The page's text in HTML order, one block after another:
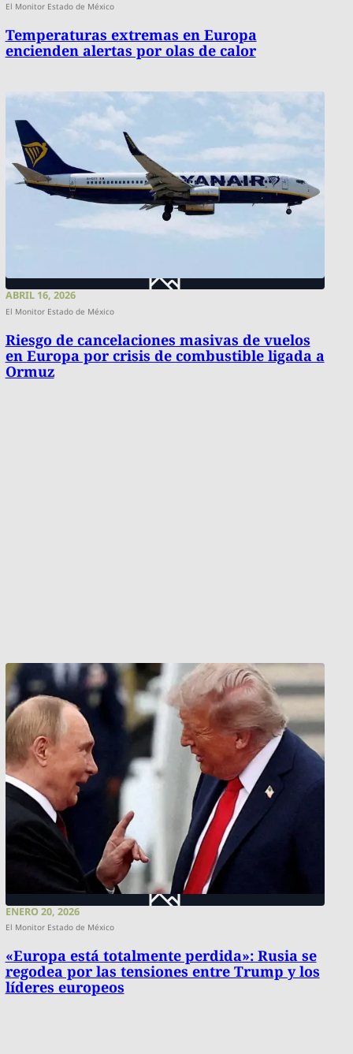
El Monitor Estado de México
Temperaturas extremas en Europa
encienden alertas por olas de calor
ABRIL 16, 2026
El Monitor Estado de México
Riesgo de cancelaciones masivas de vuelos
en Europa por crisis de combustible ligada a
Ormuz
ENERO 20, 2026
El Monitor Estado de México
«Europa está totalmente perdida»: Rusia se
regodea por las tensiones entre Trump y los
líderes europeos